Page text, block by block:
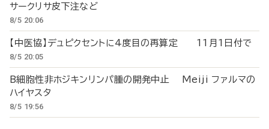
サークリサ皮下注など
8/5 20:06
【中医協】デュピクセントに4度目の再算定 11月1日付で
8/5 20:05
B細胞性非ホジキンリンパ腫の開発中止 Meiji ファルマの
ハイヤスタ
8/5 19:56